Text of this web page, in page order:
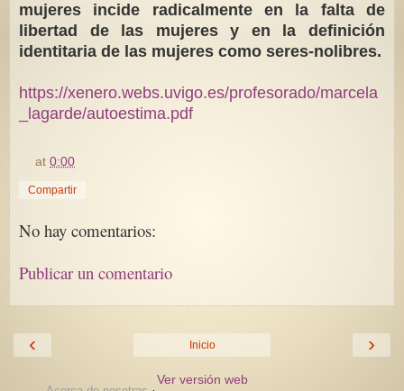
mujeres incide radicalmente en la falta de
libertad de las mujeres y en la definición
identitaria de las mujeres como seres-nolibres.
https://xenero.webs.uvigo.es/profesorado/marcela
_lagarde/autoestima.pdf
at0:00
Compartir
No hay comentarios:
Publicar un comentario
‹ ›
Inicio
Ver versión web